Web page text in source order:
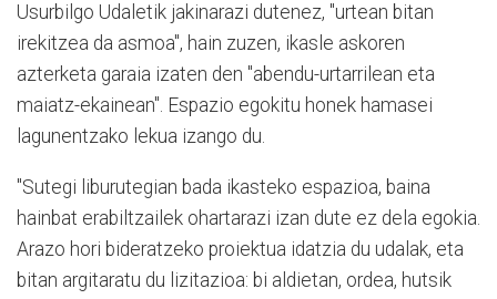
Usurbilgo Udaletik jakinarazi dutenez, "urtean bitan
irekitzea da asmoa", hain zuzen, ikasle askoren
azterketa garaia izaten den "abendu-urtarrilean eta
maiatz-ekainean". Espazio egokitu honek hamasei
lagunentzako lekua izango du.
"Sutegi liburutegian bada ikasteko espazioa, baina
hainbat erabiltzailek ohartarazi izan dute ez dela egokia.
Arazo hori bideratzeko proiektua idatzia du udalak, eta
bitan argitaratu du lizitazioa: bi aldietan, ordea, hutsik